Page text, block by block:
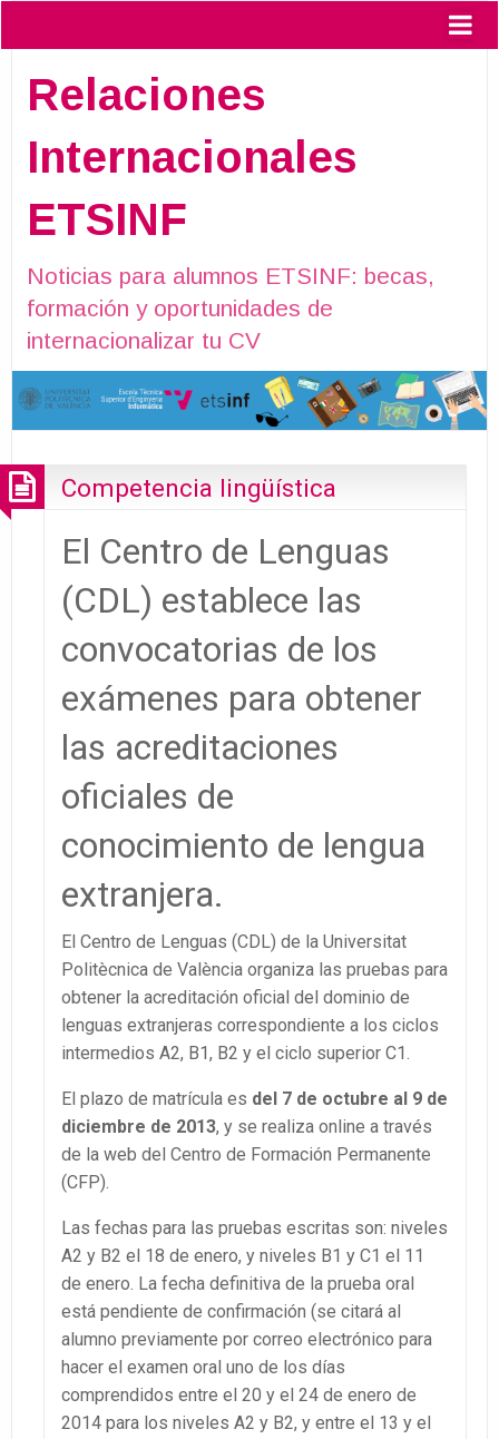
Relaciones
Internacionales
ETSINF
Noticias para alumnos ETSINF: becas,
formación y oportunidades de
internacionalizar tu CV
Competencia lingüística
El Centro de Lenguas
(CDL) establece las
convocatorias de los
exámenes para obtener
las acreditaciones
oficiales de
conocimiento de lengua
extranjera.
El Centro de Lenguas (CDL) de la Universitat
Politècnica de València organiza las pruebas para
obtener la acreditación oficial del dominio de
lenguas extranjeras correspondiente a los ciclos
intermedios A2, B1, B2 y el ciclo superior C1.
El plazo de matrícula es del 7 de octubre al 9 de
diciembre de 2013, y se realiza online a través
de la web del Centro de Formación Permanente
(CFP).
Las fechas para las pruebas escritas son: niveles
A2 y B2 el 18 de enero, y niveles B1 y C1 el 11
de enero. La fecha definitiva de la prueba oral
está pendiente de confirmación (se citará al
alumno previamente por correo electrónico para
hacer el examen oral uno de los días
comprendidos entre el 20 y el 24 de enero de
2014 para los niveles A2 y B2, y entre el 13 y el